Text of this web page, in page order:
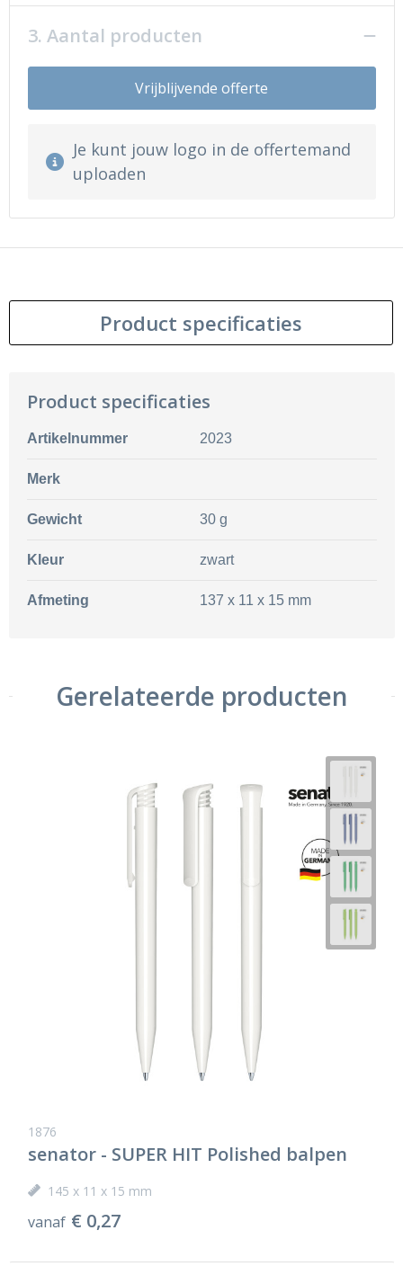
3. Aantal producten
Vrijblijvende offerte
Je kunt jouw logo in de offertemand
uploaden
Product specificaties
Product specificaties
Artikelnummer 2023
Merk
Gewicht 30 g
Kleur zwart
Afmeting 137 x 11 x 15 mm
Gerelateerde producten
1876
senator - SUPER HIT Polished balpen
145 x 11 x 15 mm
vanaf € 0,27